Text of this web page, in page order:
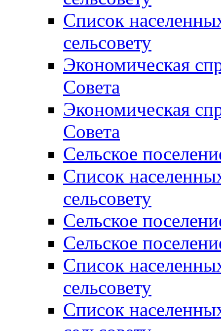
Список
сельсовету
Экономическая
Совета
Экономическая
Совета
Сельское
Список
сельсовету
Сельское
Сельское
Список
сельсовету
Список